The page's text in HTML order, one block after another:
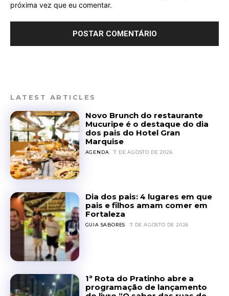
próxima vez que eu comentar.
LATEST ARTICLES
Novo Brunch do restaurante
Mucuripe é o destaque do dia
dos pais do Hotel Gran
Marquise
AGENDA 7 DE AGOSTO DE 2026
Dia dos pais: 4 lugares em que
pais e filhos amam comer em
Fortaleza
GUIA SABORES 7 DE AGOSTO DE 2026
1ª Rota do Pratinho abre a
programação de lançamento